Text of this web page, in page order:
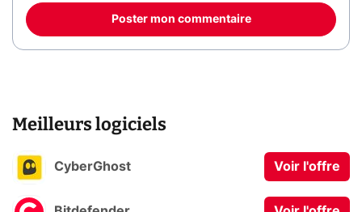
Poster mon commentaire
Meilleurs logiciels
CyberGhost Voir l'offre